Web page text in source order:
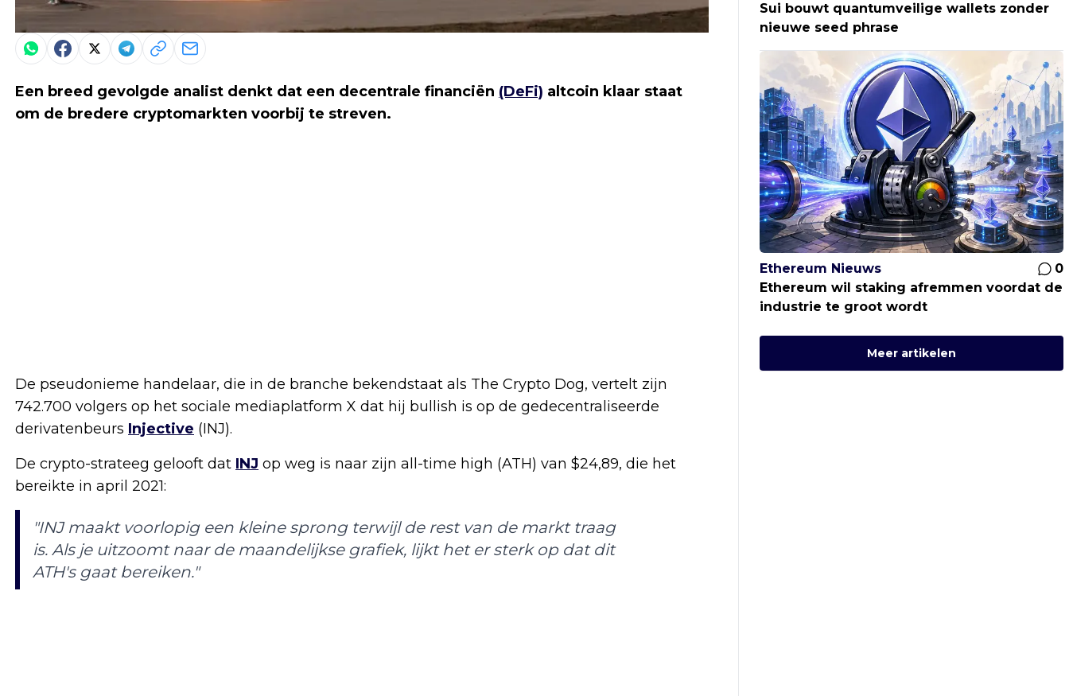
Een breed gevolgde analist denkt dat een decentrale financiën (DeFi) altcoin klaar staat
om de bredere cryptomarkten voorbij te streven.
De pseudonieme handelaar, die in de branche bekendstaat als The Crypto Dog, vertelt zijn
742.700 volgers op het sociale mediaplatform X dat hij bullish is op de gedecentraliseerde
derivatenbeurs Injective (INJ).
De crypto-strateeg gelooft dat INJ op weg is naar zijn all-time high (ATH) van $24,89, die het
bereikte in april 2021:
"INJ maakt voorlopig een kleine sprong terwijl de rest van de markt traag
is. Als je uitzoomt naar de maandelijkse grafiek, lijkt het er sterk op dat dit
ATH's gaat bereiken."
Sui bouwt quantumveilige wallets zonder
nieuwe seed phrase
Ethereum Nieuws
0
Ethereum wil staking afremmen voordat de
industrie te groot wordt
Meer artikelen